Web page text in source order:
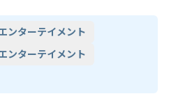
ンターテイメント
ンターテイメント